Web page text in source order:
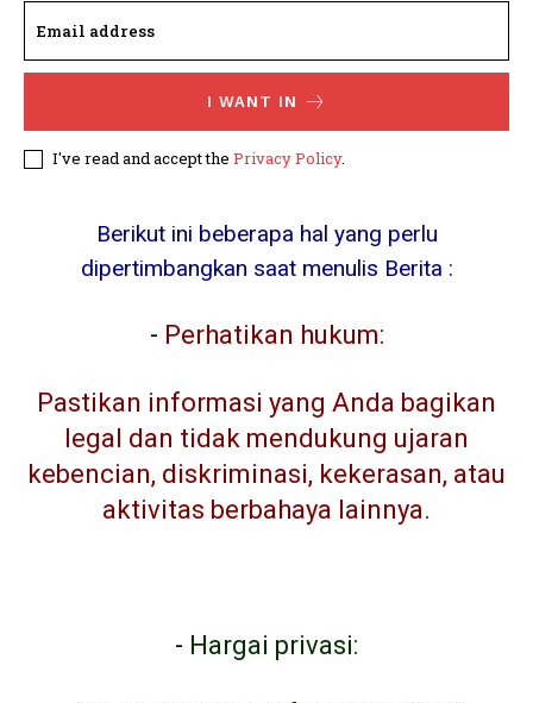
I WANT IN
I've read and accept the Privacy Policy.
Berikut ini beberapa hal yang perlu
dipertimbangkan saat menulis Berita :
- Perhatikan hukum:
Pastikan informasi yang Anda bagikan
legal dan tidak mendukung ujaran
kebencian, diskriminasi, kekerasan, atau
aktivitas berbahaya lainnya.
- Hargai privasi: